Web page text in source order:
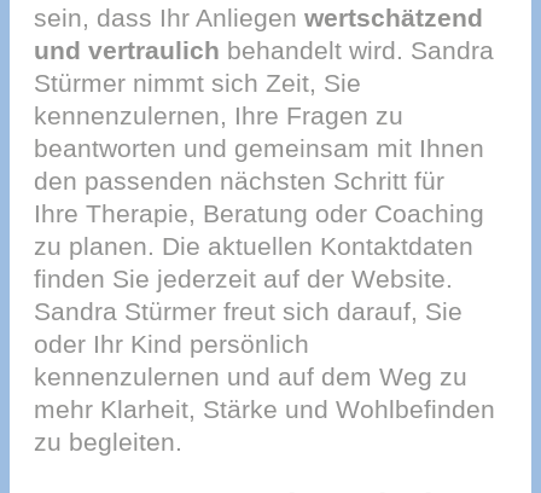
sein, dass Ihr Anliegen wertschätzend
und vertraulich behandelt wird. Sandra
Stürmer nimmt sich Zeit, Sie
kennenzulernen, Ihre Fragen zu
beantworten und gemeinsam mit Ihnen
den passenden nächsten Schritt für
Ihre Therapie, Beratung oder Coaching
zu planen. Die aktuellen Kontaktdaten
finden Sie jederzeit auf der Website.
Sandra Stürmer freut sich darauf, Sie
oder Ihr Kind persönlich
kennenzulernen und auf dem Weg zu
mehr Klarheit, Stärke und Wohlbefinden
zu begleiten.